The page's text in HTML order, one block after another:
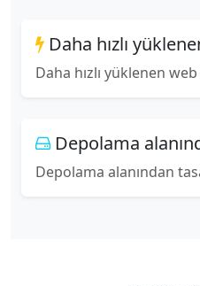
Daha hızlı
Daha hızlı yüklenen
Depolama
Depolama alanından